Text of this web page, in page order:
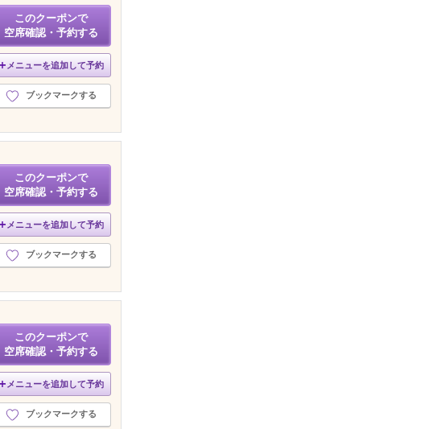
このクーポンで
空席確認・予約する
メニューを追加して予約
ブックマークする
このクーポンで
空席確認・予約する
メニューを追加して予約
ブックマークする
このクーポンで
空席確認・予約する
メニューを追加して予約
ブックマークする